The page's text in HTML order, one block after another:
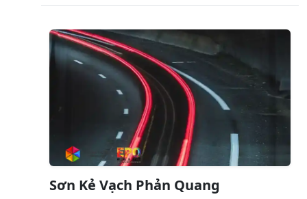
Sơn Kẻ Vạch Phản Quang